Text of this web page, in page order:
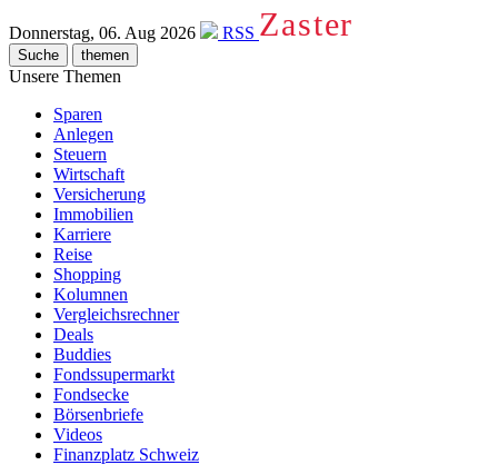
Donnerstag, 06. Aug 2026 RSS Zaster
Suche themen
Unsere Themen
Sparen
Anlegen
Steuern
Wirtschaft
Versicherung
Immobilien
Karriere
Reise
Shopping
Kolumnen
Vergleichsrechner
Deals
Buddies
Fondssupermarkt
Fondsecke
Börsenbriefe
Videos
Finanzplatz Schweiz